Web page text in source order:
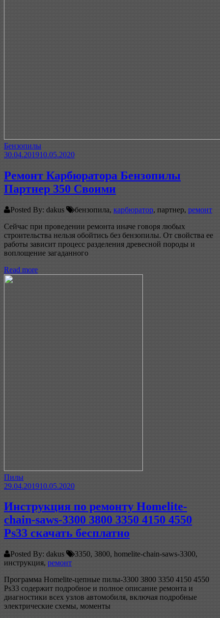
Бензопилы
30.04.201910.05.2020
Ремонт Карбюратора Бензопилы
Партнер 350 Своими
Posted By: dakus бензопила, карбюратор, партнер, ремонт
Сейчас при проведении ремонта иначе говоря любых
строительства нельзя обойтись без бензопилы. От свойства ее
работы зависит процесс разделения древесной породы и
воплощение загаданного
Read more
Пилы
29.04.201910.05.2020
Инструкция по ремонту Homelite-
chain-saws-3300 3800 3350 4150 4550
Ps33 скачать бесплатно
Posted By: dakus
3350, 3800, homelite-chain-saws-3300,
инструкция, ремонт
Программа Homelite-цепные пилы-3300 3800 3350 4150 4550
Ps33 содержит подробное и полное описание ремонта и
диагностики всех узлов автомобиля, включая подробные
электрические схемы, моменты